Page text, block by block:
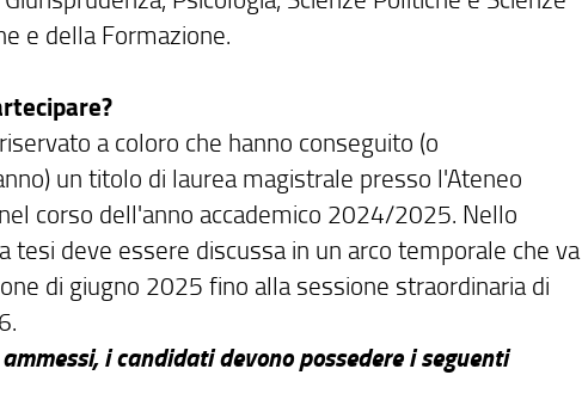
e della Formazione.
a coloro che hanno conseguito (o
un titolo di laurea magistrale presso l'Ateneo
corso dell'anno accademico 2024/2025. Nello
tesi deve essere discussa in un arco temporale che va
di giugno 2025 fino alla sessione straordinaria di
i candidati devono possedere i seguenti